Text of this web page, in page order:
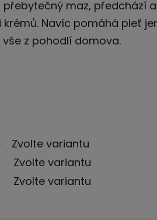
maz, předchází
Navíc pomáhá pleť
z pohodlí domova.
Zvolte variantu
Zvolte variantu
Zvolte variantu